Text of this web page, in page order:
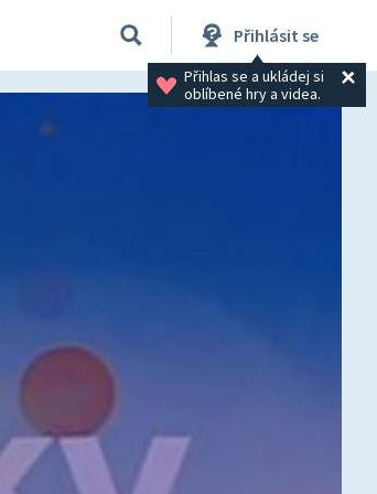
Přihlásit se
Přihlas se a ukládej si
oblíbené hry a videa.